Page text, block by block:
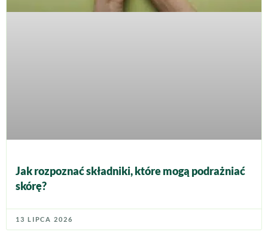
Jak rozpoznać składniki, które mogą podrażniać
skórę?
13 LIPCA 2026